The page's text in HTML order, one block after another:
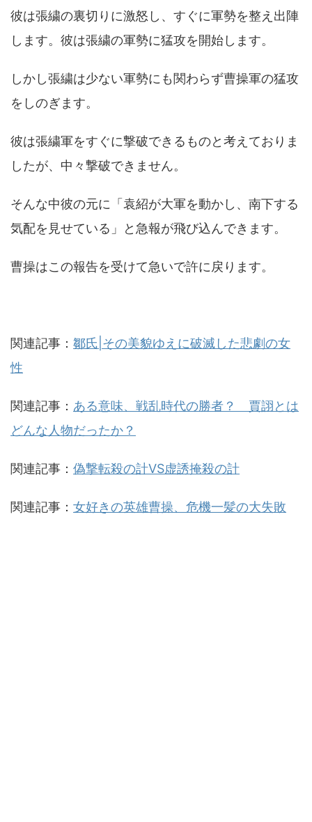
彼は張繍の裏切りに激怒し、すぐに軍勢を整え出陣
します。彼は張繍の軍勢に猛攻を開始します。
しかし張繍は少ない軍勢にも関わらず曹操軍の猛攻
をしのぎます。
彼は張繍軍をすぐに撃破できるものと考えておりま
したが、中々撃破できません。
そんな中彼の元に「袁紹が大軍を動かし、南下する
気配を見せている」と急報が飛び込んできます。
曹操はこの報告を受けて急いで許に戻ります。
関連記事： 鄒氏|その美貌ゆえに破滅した悲劇の女
性
関連記事： ある意味、戦乱時代の勝者？ 賈詡とは
どんな人物だったか？
関連記事： 偽撃転殺の計VS虚誘掩殺の計
関連記事： 女好きの英雄曹操、危機一髪の大失敗